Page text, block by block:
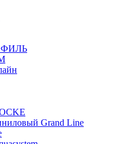
Grand Line